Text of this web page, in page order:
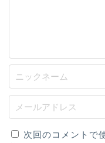
次回のコメントで